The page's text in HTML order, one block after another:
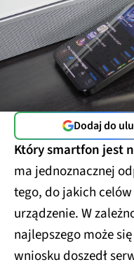
Dodaj do
Który smartfon jest
ma jednoznacznej
tego, do jakich
urządzenie. W
najlepszego może
wniosku doszedł